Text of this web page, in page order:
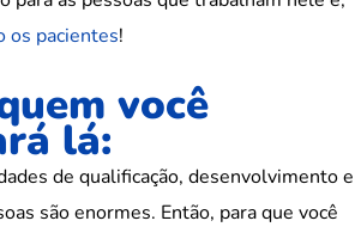
os pacientes!
você
lá:
de qualificação, desenvolvimento e
são enormes. Então, para que você